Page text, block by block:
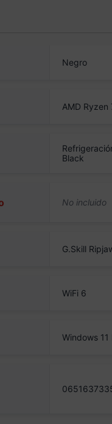
Negro
AMD Ryzen
Black
G.Skill
WiFi 6
Windows 11